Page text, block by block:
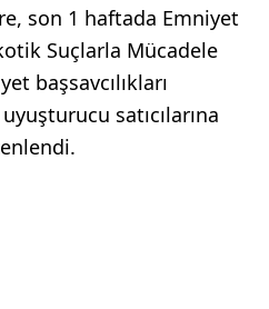
son 1 haftada Emniyet
Suçlarla Mücadele
başsavcılıkları
satıcılarına